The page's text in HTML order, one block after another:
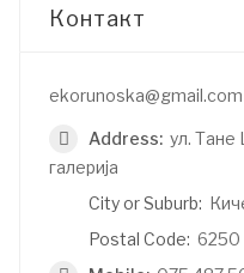
Контакт
ekorunoska@gmail.com
Address: ул. Тане
галерија
City or Suburb:
Postal Code: 6250